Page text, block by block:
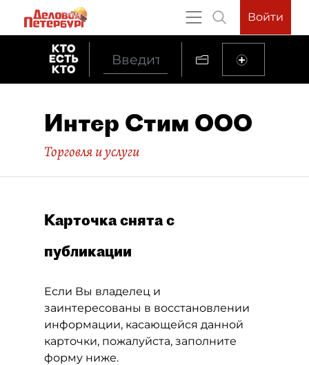
Войти
Интер Стим ООО
Торговля и услуги
Карточка снята с
публикации
Если Вы владелец и
заинтересованы в восстановлении
информации, касающейся данной
карточки, пожалуйста, заполните
форму ниже.